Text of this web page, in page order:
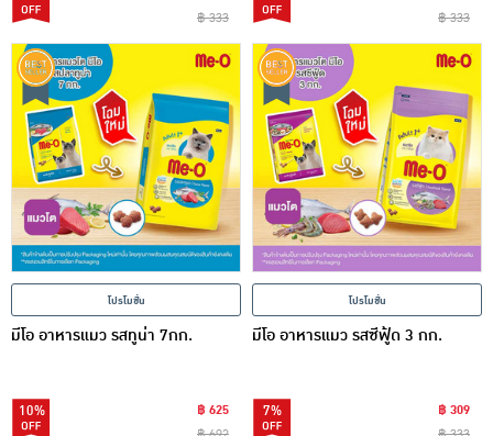
฿ 333
฿ 333
โปรโมชั่น
มีโอ อาหารแมว รสทูน่า 7กก.
10%
฿ 625
โปรโมชั่น
มีโอ อาหารแมว รสซีฟู้ด 3 กก.
7%
฿ 309